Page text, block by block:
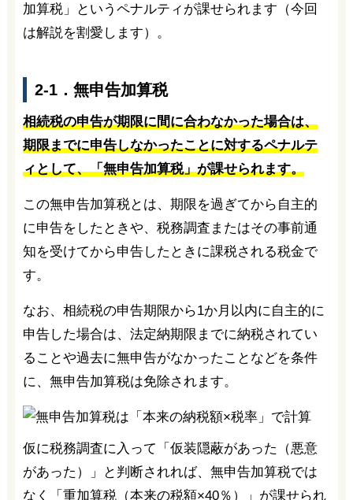
加算税」というペナルティが課せられます（今回
は解説を割愛します）。
2-1．無申告加算税
相続税の申告が期限に間に合わなかった場合は、
期限までに申告しなかったことに対するペナルテ
ィとして、「無申告加算税」が課せられます。
この無申告加算税とは、期限を過ぎてから自主的
に申告をしたときや、税務調査またはその事前通
知を受けてから申告したときに課税される税金で
す。
なお、相続税の申告期限から1か月以内に自主的に
申告した場合は、法定納期限までに納税されてい
ることや過去に無申告がなかったことなどを条件
に、無申告加算税は免除されます。
仮に税務調査に入って「仮装隠蔽があった（悪意
があった）」と判断されれば、無申告加算税では
なく「重加算税（本来の税額×40％）」が課せられ